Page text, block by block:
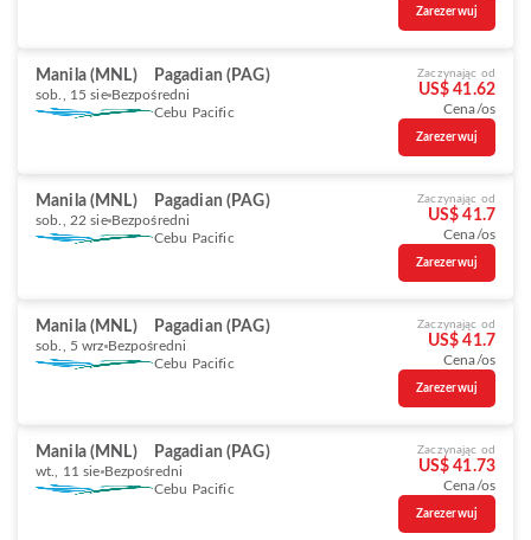
Zarezerwuj
Manila (MNL) Pagadian (PAG)
sob., 15 sie Bezpośredni
Cebu Pacific
Zaczynając od
US$ 41.62
Cena/os
Zarezerwuj
Manila (MNL) Pagadian (PAG)
sob., 22 sie Bezpośredni
Cebu Pacific
Zaczynając od
US$ 41.7
Cena/os
Zarezerwuj
Manila (MNL) Pagadian (PAG)
sob., 5 wrz Bezpośredni
Cebu Pacific
Zaczynając od
US$ 41.7
Cena/os
Zarezerwuj
Manila (MNL) Pagadian (PAG)
wt., 11 sie Bezpośredni
Cebu Pacific
Zaczynając od
US$ 41.73
Cena/os
Zarezerwuj